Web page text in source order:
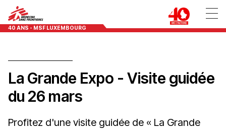
40 ANS - MSF LUXEMBOURG
La Grande Expo - Visite guidée
du 26 mars
Profitez d'une visite guidée de « La Grande